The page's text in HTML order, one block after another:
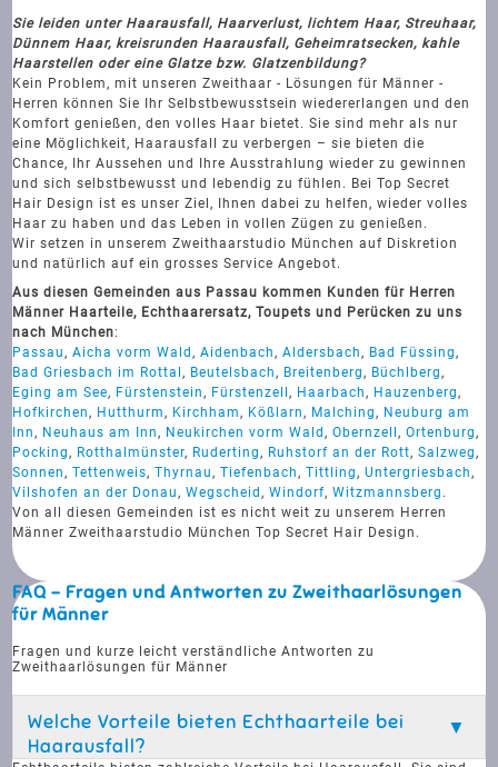
Sie leiden unter Haarausfall, Haarverlust, lichtem Haar, Streuhaar,
Dünnem Haar, kreisrunden Haarausfall, Geheimratsecken, kahle
Haarstellen oder eine Glatze bzw. Glatzenbildung?
Kein Problem, mit unseren Zweithaar - Lösungen für Männer -
Herren können Sie Ihr Selbstbewusstsein wiedererlangen und den
Komfort genießen, den volles Haar bietet. Sie sind mehr als nur
eine Möglichkeit, Haarausfall zu verbergen – sie bieten die
Chance, Ihr Aussehen und Ihre Ausstrahlung wieder zu gewinnen
und sich selbstbewusst und lebendig zu fühlen. Bei Top Secret
Hair Design ist es unser Ziel, Ihnen dabei zu helfen, wieder volles
Haar zu haben und das Leben in vollen Zügen zu genießen.
Wir setzen in unserem Zweithaarstudio München auf Diskretion
und natürlich auf ein grosses Service Angebot.
Aus diesen Gemeinden aus Passau kommen Kunden für Herren
Männer Haarteile, Echthaarersatz, Toupets und Perücken zu uns
nach München:
Passau,Aicha vorm Wald,Aidenbach,Aldersbach, Bad Füssing,
Bad Griesbach im Rottal, Beutelsbach, Breitenberg, Büchlberg,
Eging am See, Fürstenstein, Fürstenzell, Haarbach, Hauzenberg,
Hofkirchen, Hutthurm, Kirchham, Kößlarn, Malching, Neuburg am
Inn, Neuhaus am Inn, Neukirchen vorm Wald,Obernzell,Ortenburg,
Pocking, Rotthalmünster, Ruderting, Ruhstorf an der Rott,Salzweg,
Sonnen,Tettenweis,Thyrnau,Tiefenbach,Tittling,Untergriesbach,
Vilshofen an der Donau,Wegscheid,Windorf,Witzmannsberg .
Von all diesen Gemeinden ist es nicht weit zu unserem Herren
Männer Zweithaarstudio München Top Secret Hair Design.
FAQ - Fragen und Antworten zu Zweithaarlösungen
für Männer
Fragen und kurze leicht verständliche Antworten zu
Zweithaarlösungen für Männer
Welche Vorteile bieten Echthaarteile bei
Haarausfall?